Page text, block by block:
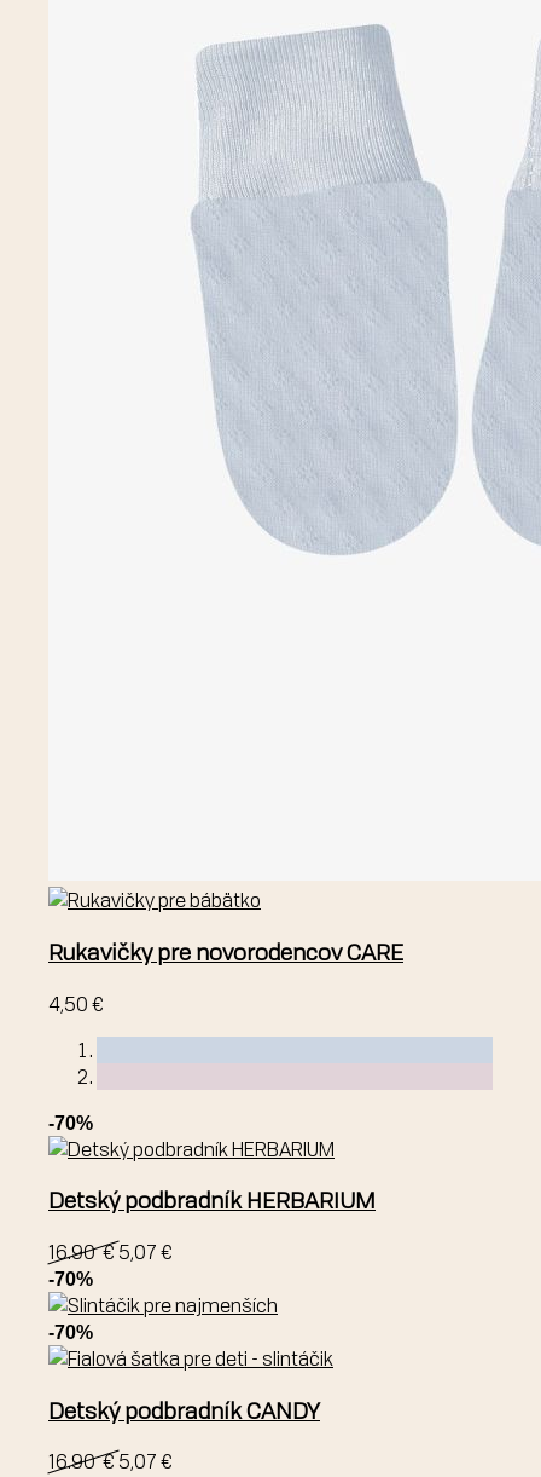
Rukavičky pre novorodencov CARE
4,50 €
-70%
Detský podbradník HERBARIUM
16.90 €5,07 €
-70%
-70%
Detský podbradník CANDY
16.90 €5,07 €